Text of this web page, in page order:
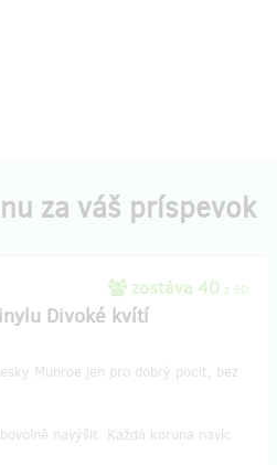
za váš príspevok
zostáva 40 z 50
Divoké kvítí
Munroe jen pro dobrý pocit, bez
navýšit. Každá koruna navíc